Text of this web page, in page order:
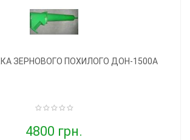
ЗЕРНОВОГО ПОХИЛОГО ДОН-1500А
4800 грн.